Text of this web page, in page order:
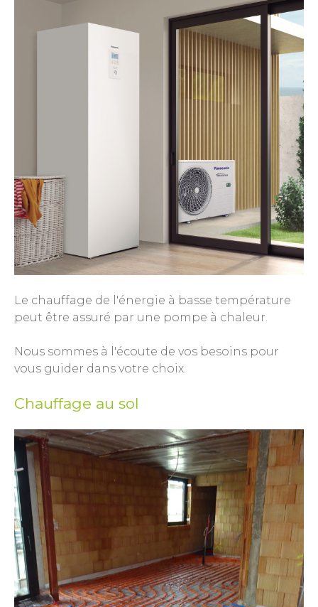
Le chauffage de l'énergie à basse température
peut être assuré par une pompe à chaleur.
Nous sommes à l'écoute de vos besoins pour
vous guider dans votre choix.
Chauffage au sol